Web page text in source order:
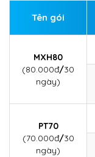
Tên gói
MXH80
(80.000đ/30
ngày)
PT70
(70.000đ/30
ngày)